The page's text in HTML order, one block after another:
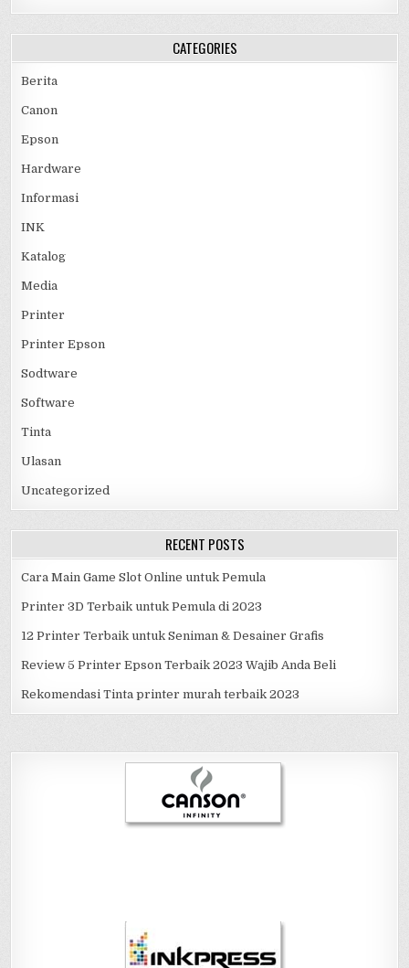
CATEGORIES
Berita
Canon
Epson
Hardware
Informasi
INK
Katalog
Media
Printer
Printer Epson
Sodtware
Software
Tinta
Ulasan
Uncategorized
RECENT POSTS
Cara Main Game Slot Online untuk Pemula
Printer 3D Terbaik untuk Pemula di 2023
12 Printer Terbaik untuk Seniman & Desainer Grafis
Review 5 Printer Epson Terbaik 2023 Wajib Anda Beli
Rekomendasi Tinta printer murah terbaik 2023